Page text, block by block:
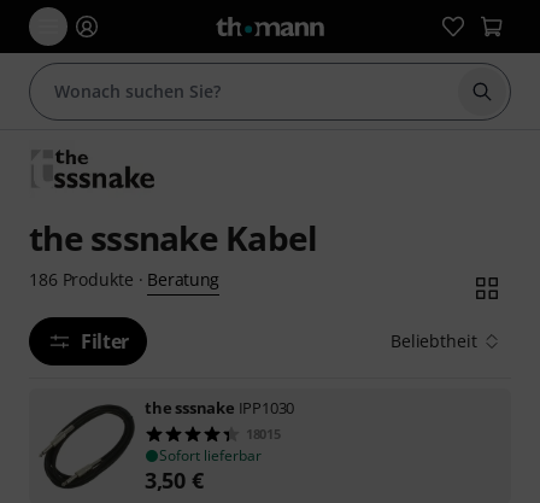
Suche
the sssnake Kabel
186 Produkte · Beratung
Filter Beliebtheit
the sssnake IPP1030
18015
Sofort lieferbar
3,50 €